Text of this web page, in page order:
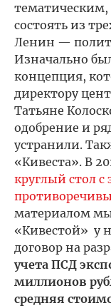
состоять из
Ленин —
Изначально
концепция,
директору
Татьяне
одобрение и
устранили.
«Кивеста». В
круглый стол
материалом мы
«Кивестой» у
договор на
учета ПСД
миллионов
средняя